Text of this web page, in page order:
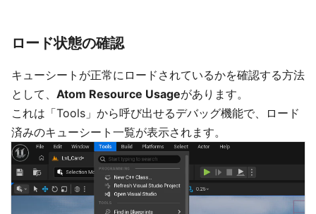
ロード状態の確認
キューシートが正常にロードされているかを確認する方法
として、 Atom Resource Usageがあります。
これは「Tools」から呼び出せるデバッグ機能で、ロード
済みのキューシート一覧が表示されます。